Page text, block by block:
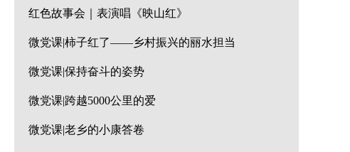
红色故事会｜表演唱《映山红》
微党课|柿子红了——乡村振兴的丽水担当
微党课|保持奋斗的姿势
微党课|跨越5000公里的爱
微党课|老乡的小康答卷